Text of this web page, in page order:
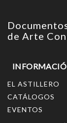
de Arte
EL ASTILLERO
CATÁLOGOS
EVENTOS